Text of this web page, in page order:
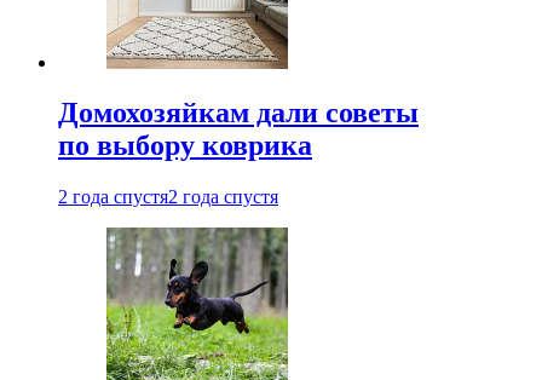
Домохозяйкам дали советы
по выбору коврика
2 года спустя2 года спустя